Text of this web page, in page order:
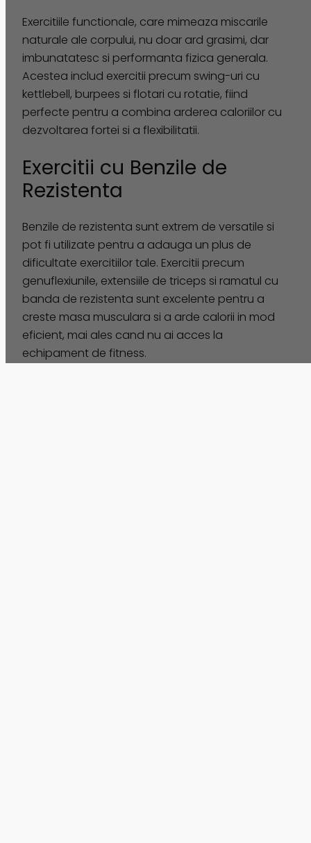
Exercitiile functionale, care mimeaza miscarile
naturale ale corpului, nu doar ard grasimi, dar
imbunatatesc si performanta fizica generala.
Acestea includ exercitii precum swing-uri cu
kettlebell, burpees si flotari cu rotatie, fiind
perfecte pentru a combina arderea caloriilor cu
dezvoltarea fortei si a flexibilitatii​.
Exercitii cu Benzile de
Rezistenta
Benzile de rezistenta sunt extrem de versatile si
pot fi utilizate pentru a adauga un plus de
dificultate exercitiilor tale. Exercitii precum
genuflexiunile, extensiile de triceps si ramatul cu
banda de rezistenta sunt excelente pentru a
creste masa musculara si a arde calorii in mod
eficient, mai ales cand nu ai acces la
echipament de fitness.